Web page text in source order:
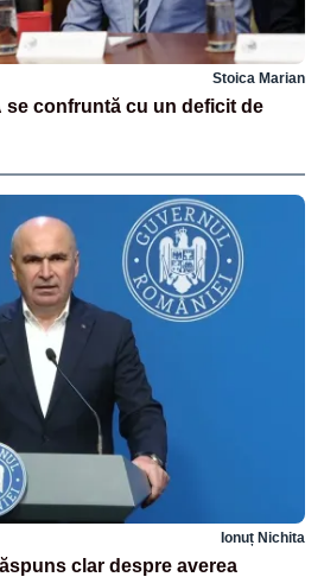
Stoica Marian
se confruntă cu un deficit de
Ionuț Nichita
clar despre averea